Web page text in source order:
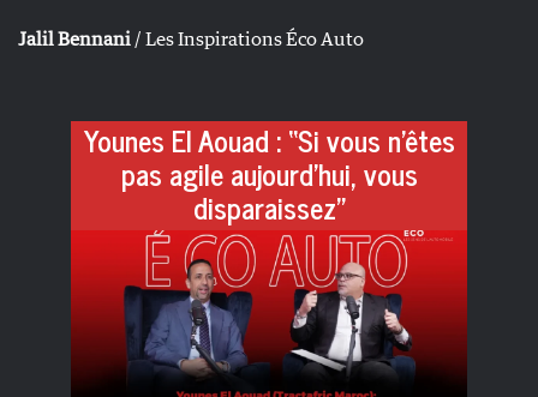
Jalil Bennani / Les Inspirations Éco Auto
Younes El Aouad : “Si vous n’êtes
pas agile aujourd’hui, vous
disparaissez”